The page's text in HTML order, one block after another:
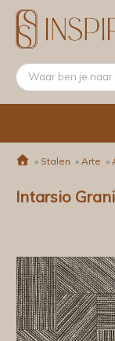
» Stalen » Arte »
Intarsio